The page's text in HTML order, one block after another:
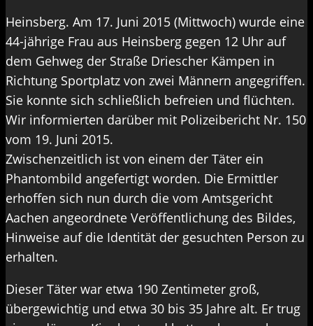
Heinsberg. Am 17. Juni 2015 (Mittwoch) wurde eine
44-jährige Frau aus Heinsberg gegen 12 Uhr auf
dem Gehweg der Straße Driescher Kämpen in
Richtung Sportplatz von zwei Männern angegriffen.
Sie konnte sich schließlich befreien und flüchten.
Wir informierten darüber mit Polizeibericht Nr. 150
vom 19. Juni 2015.
Zwischenzeitlich ist von einem der Täter ein
Phantombild angefertigt worden. Die Ermittler
erhoffen sich nun durch die vom Amtsgericht
Aachen angeordnete Veröffentlichung des Bildes,
Hinweise auf die Identität der gesuchten Person zu
erhalten.
Dieser Täter war etwa 190 Zentimeter groß,
übergewichtig und etwa 30 bis 35 Jahre alt. Er trug